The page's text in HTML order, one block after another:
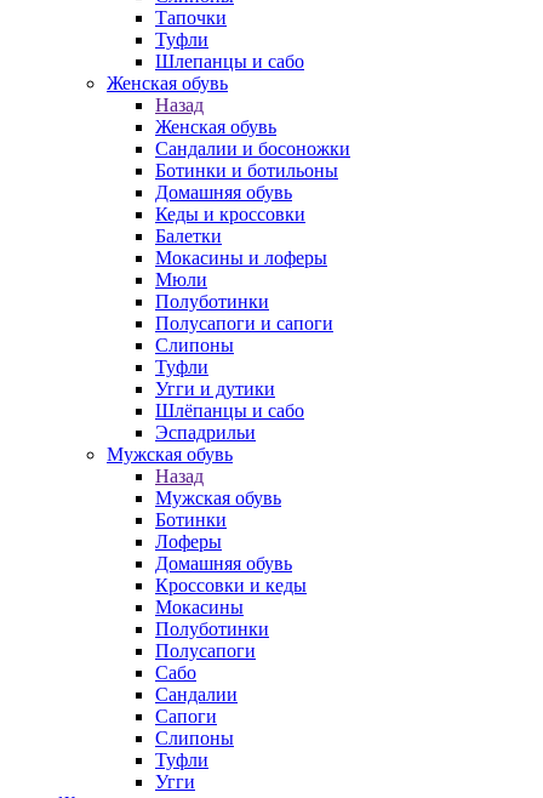
Тапочки
Туфли
Шлепанцы и сабо
Женская обувь
Назад
Женская обувь
Сандалии и босоножки
Ботинки и ботильоны
Домашняя обувь
Кеды и кроссовки
Балетки
Мокасины и лоферы
Мюли
Полуботинки
Полусапоги и сапоги
Слипоны
Туфли
Угги и дутики
Шлёпанцы и сабо
Эспадрильи
Мужская обувь
Назад
Мужская обувь
Ботинки
Лоферы
Домашняя обувь
Кроссовки и кеды
Мокасины
Полуботинки
Полусапоги
Сабо
Сандалии
Сапоги
Слипоны
Туфли
Угги